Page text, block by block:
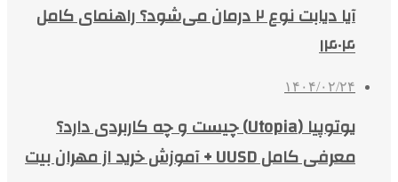
آیا دیابت نوع ۲ درمان می‌شود؟ راهنمای کامل
۱۴۰۴
۱۴۰۴/۰۲/۲۴
یوتوپیا (Utopia) چیست و چه کاربردی دارد؟
معرفی کامل UUSD + آموزش خرید از مهران بیت